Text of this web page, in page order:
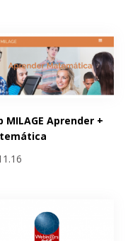
MILAGE Aprender +